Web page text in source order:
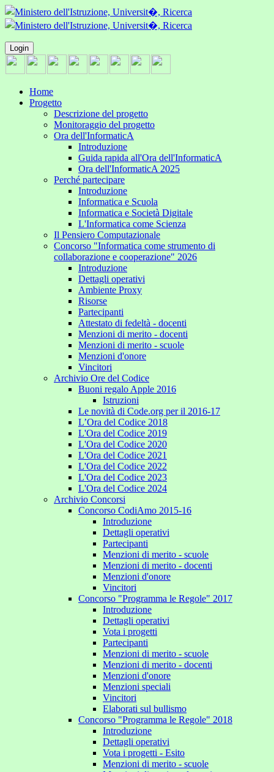
Login
Home
Progetto
Descrizione del progetto
Monitoraggio del progetto
Ora dell'InformaticA
Introduzione
Guida rapida all'Ora dell'InformaticA
Ora dell'InformaticA 2025
Perché partecipare
Introduzione
Informatica e Scuola
Informatica e Società Digitale
L'Informatica come Scienza
Il Pensiero Computazionale
Concorso "Informatica come strumento di
collaborazione e cooperazione" 2026
Introduzione
Dettagli operativi
Ambiente Proxy
Risorse
Partecipanti
Attestato di fedeltà - docenti
Menzioni di merito - docenti
Menzioni di merito - scuole
Menzioni d'onore
Vincitori
Archivio Ore del Codice
Buoni regalo Apple 2016
Istruzioni
Le novità di Code.org per il 2016-17
L’Ora del Codice 2018
L'Ora del Codice 2019
L'Ora del Codice 2020
L'Ora del Codice 2021
L'Ora del Codice 2022
L'Ora del Codice 2023
L'Ora del Codice 2024
Archivio Concorsi
Concorso CodiAmo 2015-16
Introduzione
Dettagli operativi
Partecipanti
Menzioni di merito - scuole
Menzioni di merito - docenti
Menzioni d'onore
Vincitori
Concorso "Programma le Regole" 2017
Introduzione
Dettagli operativi
Vota i progetti
Partecipanti
Menzioni di merito - scuole
Menzioni di merito - docenti
Menzioni d'onore
Menzioni speciali
Vincitori
Elaborati sul bullismo
Concorso "Programma le Regole" 2018
Introduzione
Dettagli operativi
Vota i progetti - Esito
Menzioni di merito - scuole